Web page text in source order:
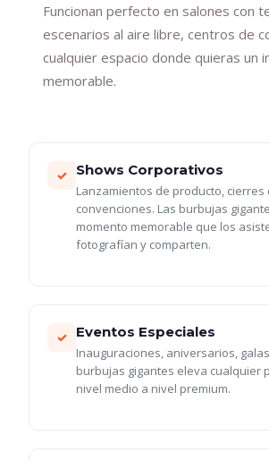
Funcionan perfecto en salones con
escenarios al aire libre, centros de
cualquier espacio donde quieras un
memorable.
✓ Shows Corporativos
Lanzamientos de producto, cierres
convenciones. Las burbujas
momento memorable que los
fotografían y comparten.
✓ Eventos Especiales
Inauguraciones, aniversarios,
burbujas gigantes eleva cualquier
nivel medio a nivel premium.